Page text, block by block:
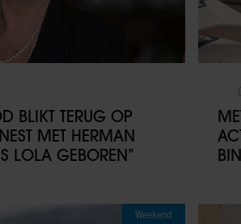
BLIKT TERUG OP
MET HERMAN
LOLA GEBOREN”
Weekend